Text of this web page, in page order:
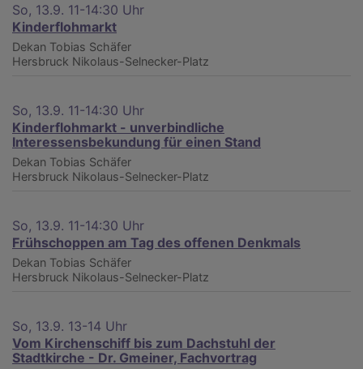
So, 13.9. 11-14:30 Uhr
Kinderflohmarkt
Dekan Tobias Schäfer
Hersbruck Nikolaus-Selnecker-Platz
So, 13.9. 11-14:30 Uhr
Kinderflohmarkt - unverbindliche
Interessensbekundung für einen Stand
Dekan Tobias Schäfer
Hersbruck Nikolaus-Selnecker-Platz
So, 13.9. 11-14:30 Uhr
Frühschoppen am Tag des offenen Denkmals
Dekan Tobias Schäfer
Hersbruck Nikolaus-Selnecker-Platz
So, 13.9. 13-14 Uhr
Vom Kirchenschiff bis zum Dachstuhl der
Stadtkirche - Dr. Gmeiner, Fachvortrag